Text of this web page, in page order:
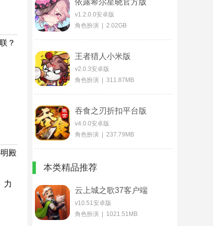
？
殿
力
依露希尔星晓官方版
v1.2.0.0安卓版
角色扮演 | 2.02GB
王者猎人小米版
v2.0.3安卓版
角色扮演 | 311.87MB
吞食之刃折扣平台版
v4.0.0安卓版
角色扮演 | 237.79MB
本类精品推荐
云上城之歌37客户端
v10.51安卓版
角色扮演 | 1021.51MB